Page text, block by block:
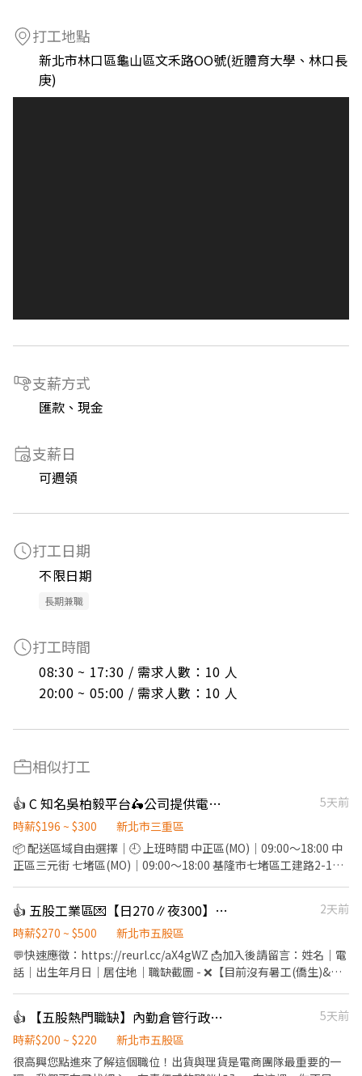
打工地點
新北市林口區龜山區文禾路OO號(近體育大學、林口長
庚)
支薪方式
匯款、現金
支薪日
可週領
打工日期
不限日期
長期兼職
打工時間
08:30 ~ 17:30 / 需求人數：10 人
20:00 ~ 05:00 / 需求人數：10 人
相似打工
👍 C 知名吳柏毅平台🛵公司提供電動機車、保底+獎金
5天前
時薪$196 ~ $300
新北市三重區
📦 配送區域自由選擇｜🕘 上班時間 中正區(MO)｜09:00～18:00 中
正區三元街 七堵區(MO)｜09:00～18:00 基隆市七堵區工建路2-1號
(PC)｜08:00～17:00 三重區環河南路228號 三重區(PC)｜09:00～
18:00 三重區環河南路228號 蘆洲區(PC))｜08:00～17:00 三重區環
河南路228號 ) 大安區(PC))｜信義區松德路257號 永和區(PC)｜ 中
和區圓通路435巷3-15號 💰 制度： 35K 加上各種激勵獎金、全勤獎
你： 想穩定賺高薪 動作快、時間觀念好 想多接多賺、越跑越順！ ⚡
高薪直送你的口袋！ 👉 名額有限，快來加入我們吧！
👍 五股工業區💌【日270∥夜300】高錄取率⸝公司供餐⸝免學經歷⸝快速上班⸝周借支
2天前
時薪$270 ~ $500
新北市五股區
💬快速應徵：https://reurl.cc/aX4gWZ 📩加入後請留言：姓名｜電
話｜出生年月日｜居住地｜職缺截圖 - ❌【目前沒有暑工(僑生)&長
班免等待 人人有機會✅免學經歷,專人教學 穩定有保障✅長期穩定皆
可轉正 轉正福利多✅享年終、調薪、尾牙、員旅等.. - ▶️工作內容：
光纖通訊；組包裝、測試、機台操作等.... ▶️工作地點：五股區五工
👍 【五股熱門職缺】內勤倉管行政｜工作環境佳｜時薪200-220｜可現領週領
5天前
時薪$200 ~ $220
新北市五股區
很高興您點進來了解這個職位！出貨與理貨是電商團隊最重要的一